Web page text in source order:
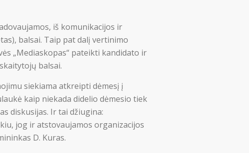
iš komunikacijos ir
balsai. Taip pat dalį vertinimo
„Mediaskopas“ pateikti kandidato ir
balsai.
siekiama atkreipti dėmesį į
kaip niekada didelio dėmesio tiek
diskusijas. Ir tai džiugina:
jog ir atstovaujamos organizacijos
D. Kuras.